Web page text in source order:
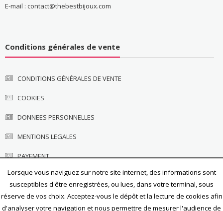
E-mail : contact@thebestbijoux.com
Conditions générales de vente
CONDITIONS GÉNÉRALES DE VENTE
COOKIES
DONNEES PERSONNELLES
MENTIONS LEGALES
PAYEMENT
Lorsque vous naviguez sur notre site internet, des informations sont
susceptibles d'être enregistrées, ou lues, dans votre terminal, sous
réserve de vos choix. Acceptez-vous le dépôt et la lecture de cookies afin
d'analyser votre navigation et nous permettre de mesurer l'audience de